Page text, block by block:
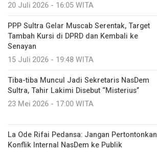
20 Juli 2026 - 16:05 WITA
PPP Sultra Gelar Muscab Serentak, Target
Tambah Kursi di DPRD dan Kembali ke
Senayan
15 Juli 2026 - 19:48 WITA
Tiba-tiba Muncul Jadi Sekretaris NasDem
Sultra, Tahir Lakimi Disebut “Misterius”
23 Mei 2026 - 17:00 WITA
La Ode Rifai Pedansa: Jangan Pertontonkan
Konflik Internal NasDem ke Publik